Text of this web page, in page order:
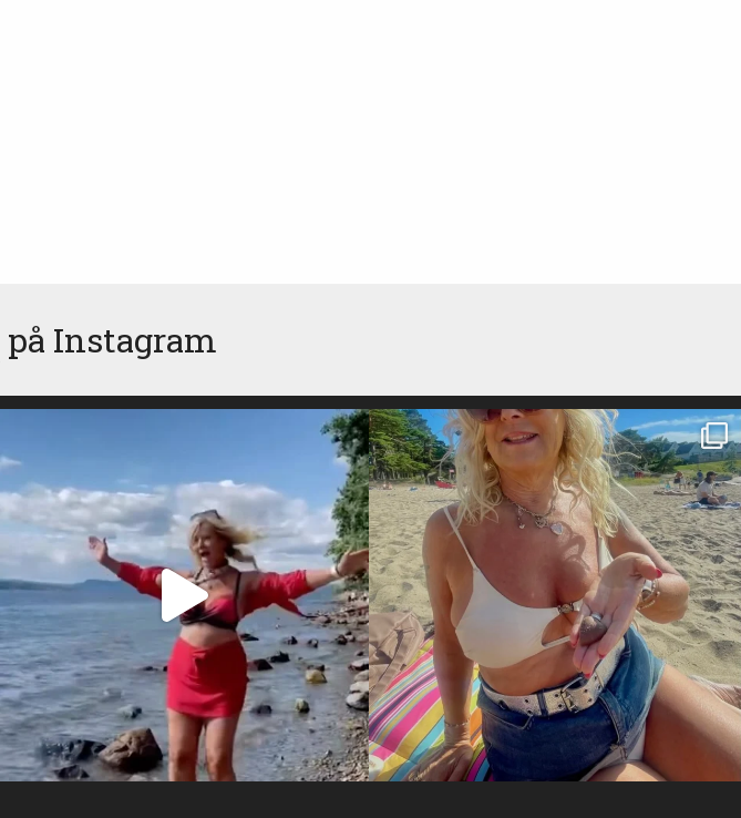
på Instagram